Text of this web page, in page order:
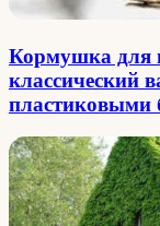
Кормушка для
классический
пластиковыми